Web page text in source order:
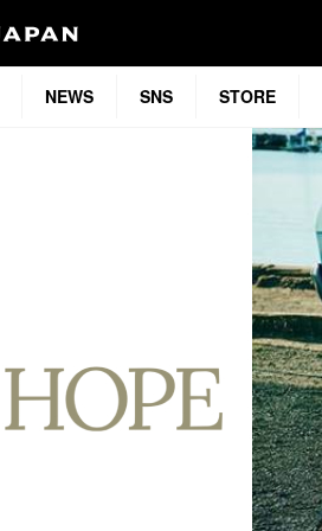
NEWS SNS STORE